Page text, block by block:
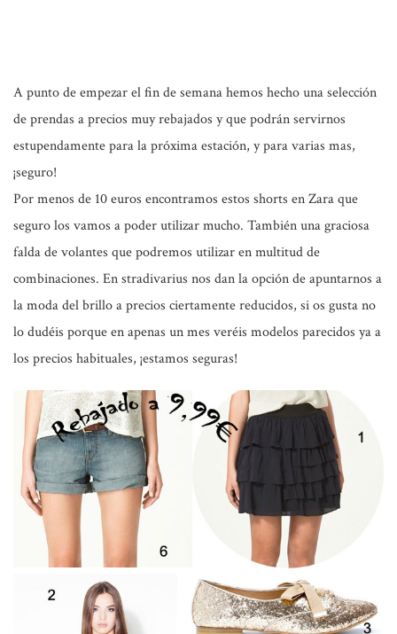
A punto de empezar el fin de semana hemos hecho una selección
de prendas a precios muy rebajados y que podrán servirnos
estupendamente para la próxima estación, y para varias mas,
¡seguro!
Por menos de 10 euros encontramos estos shorts en Zara que
seguro los vamos a poder utilizar mucho. También una graciosa
falda de volantes que podremos utilizar en multitud de
combinaciones. En stradivarius nos dan la opción de apuntarnos a
la moda del brillo a precios ciertamente reducidos, si os gusta no
lo dudéis porque en apenas un mes veréis modelos parecidos ya a
los precios habituales, ¡estamos seguras!